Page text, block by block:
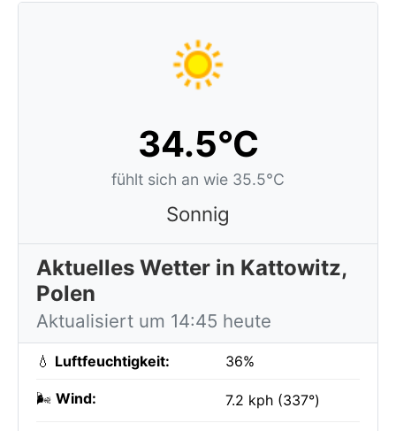
34.5°C
fühlt sich an wie 35.5°C
Sonnig
Aktuelles Wetter in Kattowitz,
Polen
Aktualisiert um 14:45 heute
💧 Luftfeuchtigkeit: 36%
🌬️ Wind: 7.2 kph (337°)